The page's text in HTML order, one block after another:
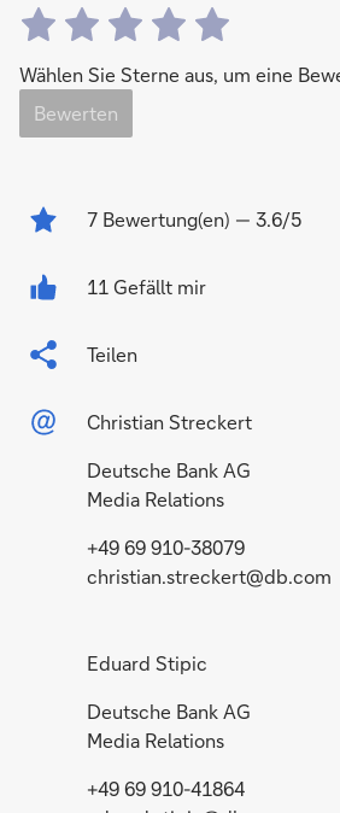
Wählen Sie Sterne aus, um eine
Bewerten
7 Bewertung(en) — 3.6/5
11 Gefällt mir
Teilen
Christian Streckert
Deutsche Bank AG
Media Relations
+49 69 910-38079
christian.streckert@db.com
Eduard Stipic
Deutsche Bank AG
Media Relations
+49 69 910-41864